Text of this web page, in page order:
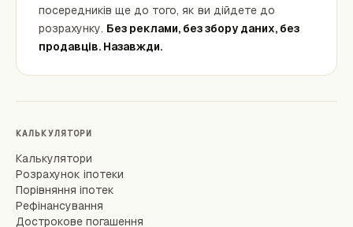
посередників ще до того, як ви дійдете до
розрахунку. Без реклами, без збору даних, без
продавців. Назавжди.
КАЛЬКУЛЯТОРИ
Калькулятори
Розрахунок іпотеки
Порівняння іпотек
Рефінансування
Дострокове погашення